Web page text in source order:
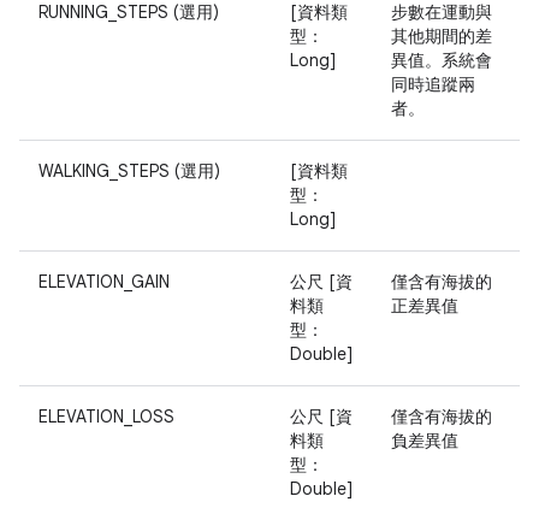
RUNNING_STEPS (選用)
[資料類
型：
Long]
步數在運動與
其他期間的差
異值。系統會
同時追蹤兩
者。
WALKING_STEPS (選用)
[資料類
型：
Long]
ELEVATION_GAIN
公尺 [資
料類
型：
Double]
僅含有海拔的
正差異值
ELEVATION_LOSS
公尺 [資
料類
型：
Double]
僅含有海拔的
負差異值